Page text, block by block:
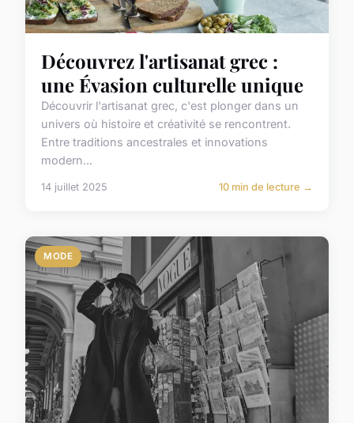
Découvrez l'artisanat grec :
une Évasion culturelle unique
Découvrir l'artisanat grec, c'est plonger dans un
univers où histoire et créativité se rencontrent.
Entre traditions ancestrales et innovations
modern...
14 juillet 2025 10 min de lecture →
MODE